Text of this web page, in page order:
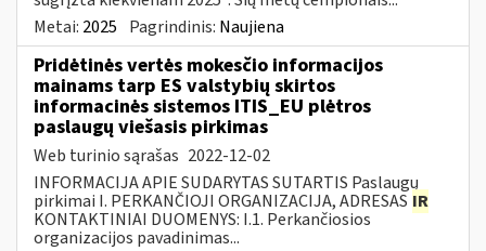
Metai: 2025 Pagrindinis: Naujiena
Pridėtinės vertės mokesčio informacijos
mainams tarp ES valstybių skirtos
informacinės sistemos ITIS_EU plėtros
paslaugų viešasis pirkimas
Web turinio sąrašas 2022-12-02
INFORMACIJA APIE SUDARYTAS SUTARTIS Paslaugų
pirkimai I. PERKANČIOJI ORGANIZACIJA, ADRESAS IR
KONTAKTINIAI DUOMENYS: I.1. Perkančiosios
organizacijos pavadinimas...